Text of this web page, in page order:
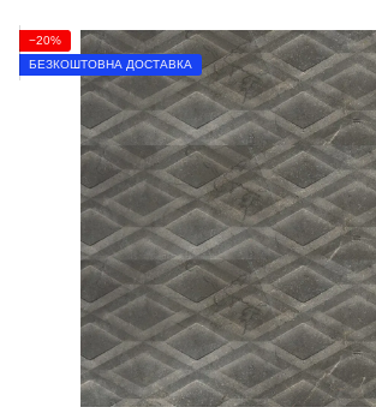
−20%
БЕЗКОШТОВНА ДОСТАВКА